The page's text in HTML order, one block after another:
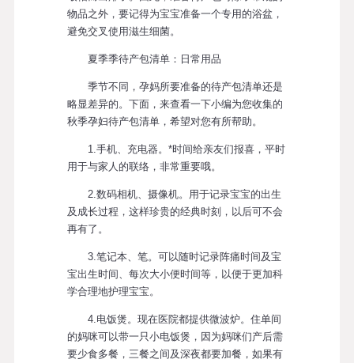
物品之外，要记得为宝宝准备一个专用的浴盆，
避免交叉使用滋生细菌。
夏季季待产包清单：日常用品
季节不同，孕妈所要准备的待产包清单还是
略显差异的。下面，来查看一下小编为您收集的
秋季孕妇待产包清单，希望对您有所帮助。
1.手机、充电器。*时间给亲友们报喜，平时
用于与家人的联络，非常重要哦。
2.数码相机、摄像机。用于记录宝宝的出生
及成长过程，这样珍贵的经典时刻，以后可不会
再有了。
3.笔记本、笔。可以随时记录阵痛时间及宝
宝出生时间、每次大小便时间等，以便于更加科
学合理地护理宝宝。
4.电饭煲。现在医院都提供微波炉。住单间
的妈咪可以带一只小电饭煲，因为妈咪们产后需
要少食多餐，三餐之间及深夜都要加餐，如果有